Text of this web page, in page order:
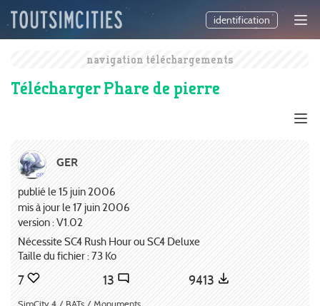
identification
navigation téléchargements
Télécharger Phare de pierre
GER
publié le 15 juin 2006
mis à jour le 17 juin 2006
version : V1.02
Nécessite SC4 Rush Hour ou SC4 Deluxe
Taille du fichier : 73 Ko
7 13 9413